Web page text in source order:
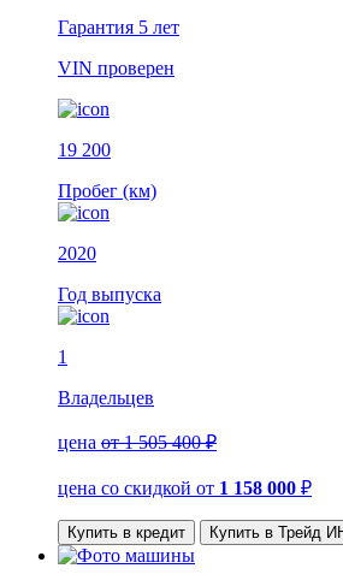
Гарантия 5 лет
VIN проверен
19 200
Пробег (км)
2020
Год выпуска
1
Владельцев
цена от 1 505 400 ₽
цена со скидкой от 1 158 000 ₽
Купить в кредит Купить в Трейд